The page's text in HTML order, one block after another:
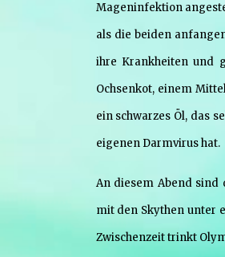
Mageninfektion
als die beiden
ihre Krankheiten und
Ochsenkot, einem
ein schwarzes Öl, das
eigenen Darmvirus hat.
An diesem Abend sind
mit den Skythen unter
Zwischenzeit trinkt